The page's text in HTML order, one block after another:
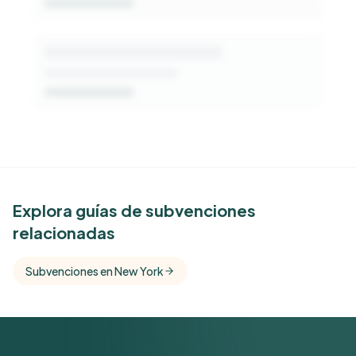
See Similar Funders
Free Kindora accounts unlock side-by-side
funder's focus areas and giving profile.
Explora guías de subvenciones
relacionadas
Subvenciones en New York